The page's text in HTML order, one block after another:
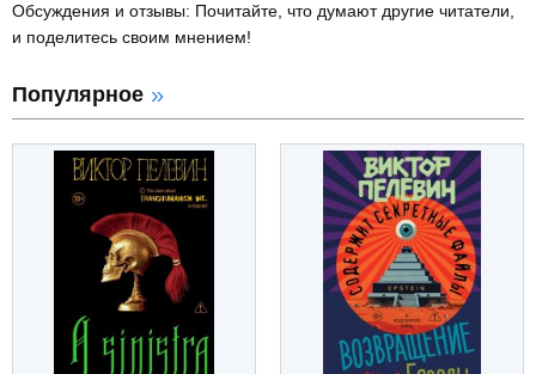
Обсуждения и отзывы: Почитайте, что думают другие читатели,
и поделитесь своим мнением!
Популярное